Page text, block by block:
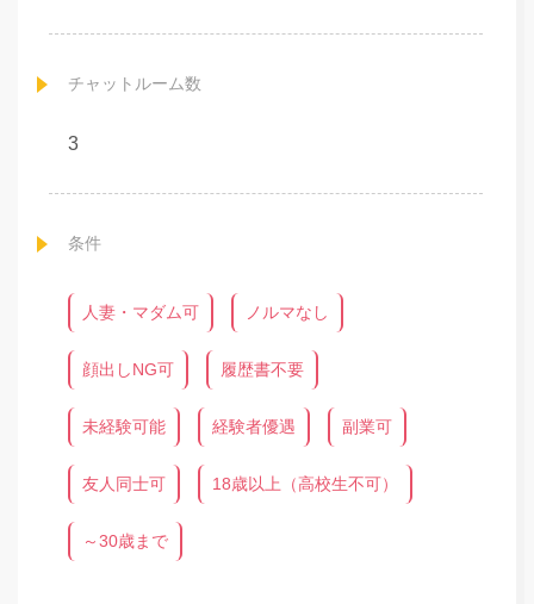
チャットルーム数
3
条件
人妻・マダム可 ノルマなし
顔出しNG可 履歴書不要
未経験可能 経験者優遇 副業可
友人同士可 18歳以上（高校生不可）
～30歳まで